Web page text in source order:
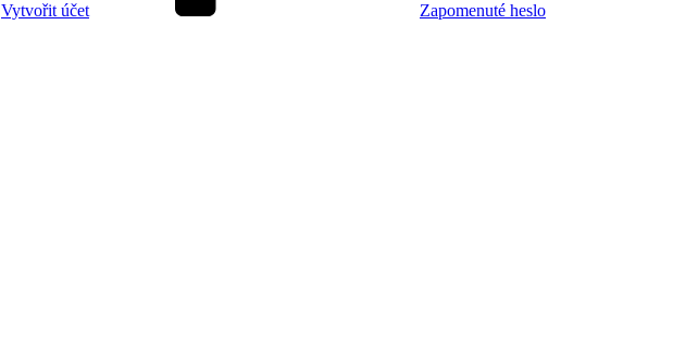
Vytvořit účet Zapomenuté heslo